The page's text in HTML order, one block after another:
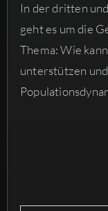
In der dritten
geht es um die
Thema: Wie
unterstützen